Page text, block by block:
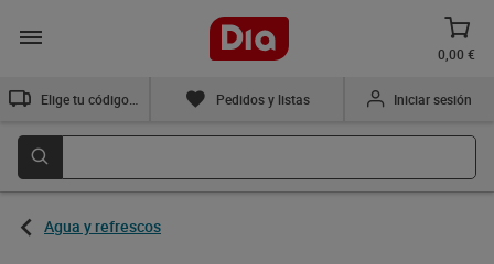
0,00 €
Pedidos y listas Iniciar sesión
Agua y refrescos